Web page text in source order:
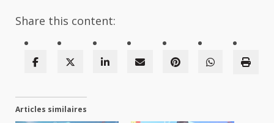
Share this content:
Articles similaires